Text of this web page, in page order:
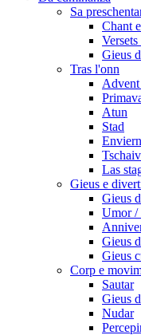
Sa
Chant
Versets
Gieus
Tras l'onn
Atun
Stad
Enviern
Las
Gieus e
Gieus
Umor /
Gieus
Gieus
Corp e
Sautar
Gieus
Nudar